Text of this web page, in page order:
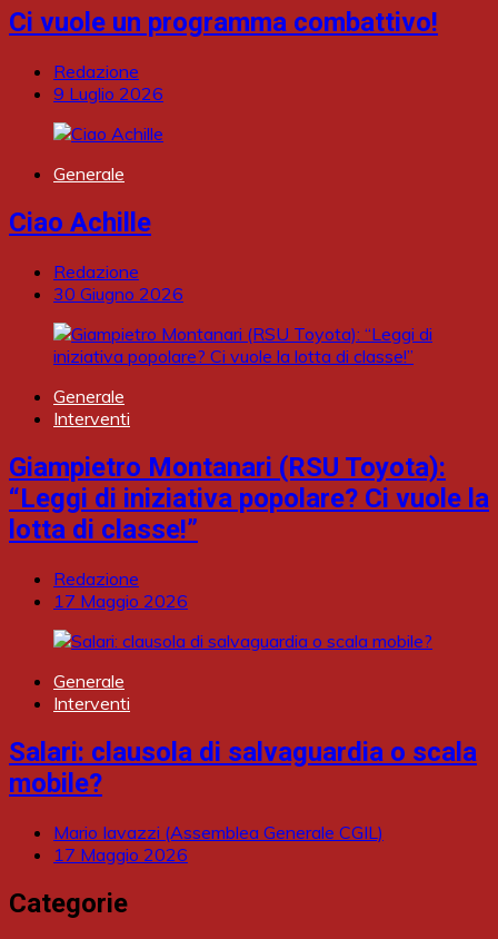
Ci vuole un programma combattivo!
Redazione
9 Luglio 2026
Generale
Ciao Achille
Redazione
30 Giugno 2026
Generale
Interventi
Giampietro Montanari (RSU Toyota):
“Leggi di iniziativa popolare? Ci vuole la
lotta di classe!”
Redazione
17 Maggio 2026
Generale
Interventi
Salari: clausola di salvaguardia o scala
mobile?
Mario Iavazzi (Assemblea Generale CGIL)
17 Maggio 2026
Categorie